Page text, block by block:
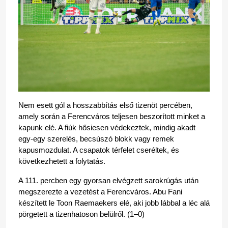
Nem esett gól a hosszabbítás első tizenöt percében,
amely során a Ferencváros teljesen beszorított minket a
kapunk elé. A fiúk hősiesen védekeztek, mindig akadt
egy-egy szerelés, becsúszó blokk vagy remek
kapusmozdulat. A csapatok térfelet cseréltek, és
következhetett a folytatás.
A 111. percben egy gyorsan elvégzett sarokrúgás után
megszerezte a vezetést a Ferencváros. Abu Fani
készített le Toon Raemaekers elé, aki jobb lábbal a léc alá
pörgetett a tizenhatoson belülről. (1–0)